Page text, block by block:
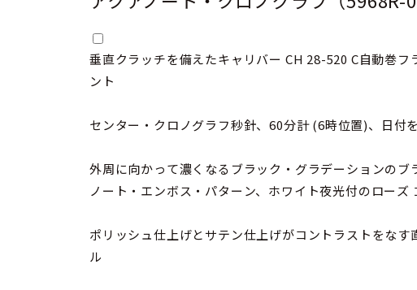
垂直クラッチを備えたキャリバー CH 28-520 C自動巻
ント
センター・クロノグラフ秒針、60分計 (6時位置)、日付
外周に向かって濃くなるブラック・グラデーションのブ
ノート・エンボス・パターン、ホワイト夜光付のローズ
ポリッシュ仕上げとサテン仕上げがコントラストをな
ル